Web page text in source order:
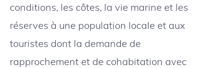
conditions, les côtes, la vie marine et les
réserves à une population locale et aux
touristes dont la demande de
rapprochement et de cohabitation avec